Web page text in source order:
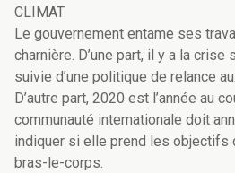
CLIMAT
Le gouvernement entame ses
charnière. D’une part, il y a la crise
suivie d’une politique de relance
D’autre part, 2020 est l’année au
communauté internationale doit
indiquer si elle prend les objectifs
bras-le-corps.